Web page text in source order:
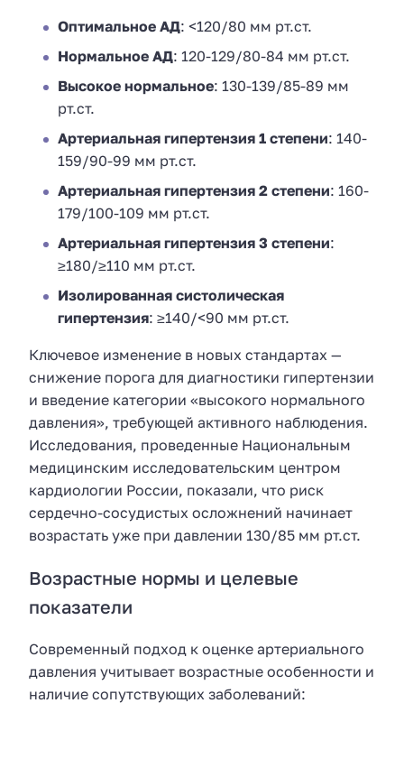
Оптимальное АД: <120/80 мм рт.ст.
Нормальное АД: 120-129/80-84 мм рт.ст.
Высокое нормальное: 130-139/85-89 мм
рт.ст.
Артериальная гипертензия 1 степени: 140-
159/90-99 мм рт.ст.
Артериальная гипертензия 2 степени: 160-
179/100-109 мм рт.ст.
Артериальная гипертензия 3 степени:
≥180/≥110 мм рт.ст.
Изолированная систолическая
гипертензия: ≥140/<90 мм рт.ст.
Ключевое изменение в новых стандартах —
снижение порога для диагностики гипертензии
и введение категории «высокого нормального
давления», требующей активного наблюдения.
Исследования, проведенные Национальным
медицинским исследовательским центром
кардиологии России, показали, что риск
сердечно-сосудистых осложнений начинает
возрастать уже при давлении 130/85 мм рт.ст.
Возрастные нормы и целевые
показатели
Современный подход к оценке артериального
давления учитывает возрастные особенности и
наличие сопутствующих заболеваний: